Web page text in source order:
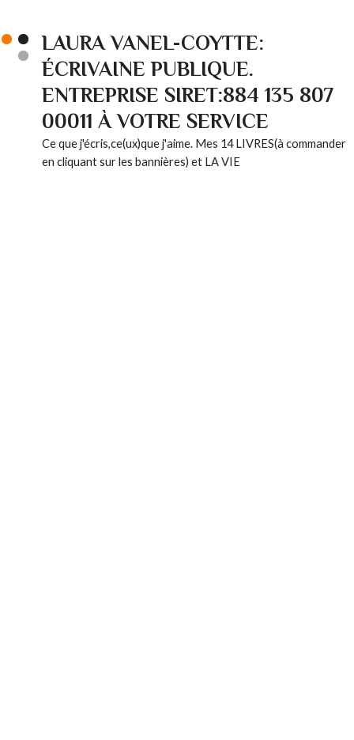
LAURA VANEL-COYTTE:
ÉCRIVAINE PUBLIQUE.
ENTREPRISE SIRET:884 135 807
00011 À VOTRE SERVICE
Ce que j'écris,ce(ux)que j'aime. Mes 14 LIVRES(à commander
en cliquant sur les bannières) et LA VIE